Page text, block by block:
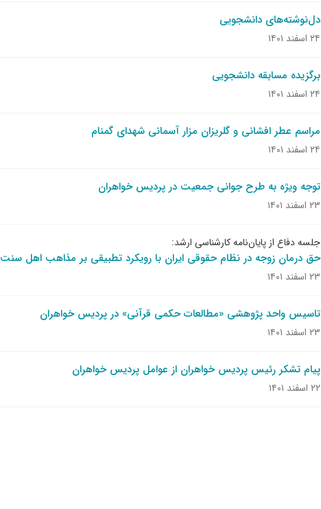
دل‌نوشته‌های دانشجویی
۲۴ اسفند ۱۴۰۱
برگزیده مسابقه دانشجویی
۲۴ اسفند ۱۴۰۱
مراسم عطر افشانی و گلریزان مزار آسمانی شهدای گمنام
۲۴ اسفند ۱۴۰۱
توجه ویژه به طرح جوانی جمعیت در پردیس خواهران
۲۳ اسفند ۱۴۰۱
جلسه دفاع از پایان‌نامه کارشناسی ارشد:
حق درمان زوجه در نظام حقوقی ایران با رویکرد تطبیقی بر مذاهب اهل سنت
۲۳ اسفند ۱۴۰۱
تاسیس واحد پژوهشی «مطالعات حکمی قرآنی» در پردیس خواهران
۲۳ اسفند ۱۴۰۱
پیام تشکر رئیس پردیس خواهران از عوامل پردیس خواهران
۲۲ اسفند ۱۴۰۱